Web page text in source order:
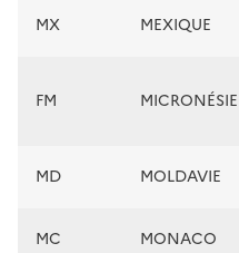
MX MEXIQUE
FM MICRONÉSIE
MD MOLDAVIE
MC MONACO